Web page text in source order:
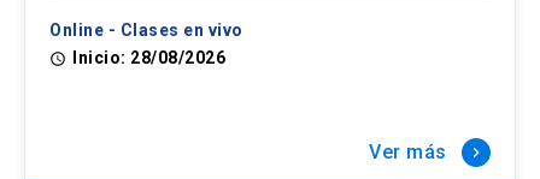
Online - Clases en vivo
access_time Inicio: 28/08/2026
Ver más keyboard_arrow_right